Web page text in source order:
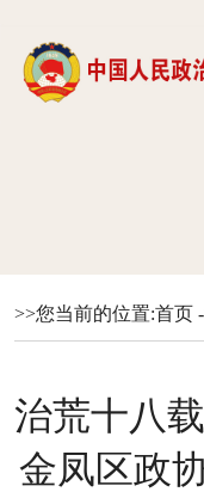
>>您当前的位置:首页
治荒十八
金凤区政